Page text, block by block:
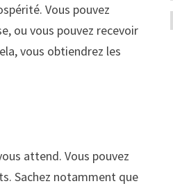
Vous pouvez
ou vous pouvez recevoir
vous obtiendrez les
attend. Vous pouvez
Sachez notamment que